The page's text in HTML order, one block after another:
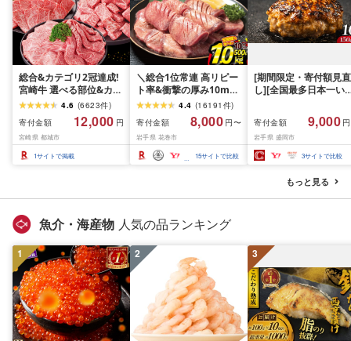
総合&カテゴリ2冠達成!
宮崎牛 選べる部位&カッ
ト (赤身&霜降り)or(赤身
のみ) 500g 1kg 2kg[発
送時期が選べる] 牛肉 焼
肉 すき焼き しゃぶしゃ
ぶ ステーキ ギフト お中
4.6 (6623件)
寄付金額
12,000 円
宮崎県 都城市
1サイトで掲載
＼総合1位常連 高リピー
ト率&衝撃の厚み10mm
厚切り牛タン 塩味/ ≪ス
ピード発送!!10営業日以
内発送≫ 選べる内容量
500g / 1kg 定期便 毎月
届く 牛肉 肉 BBQ ふるさ
と 人気 ランキング 岩手
4.4 (16191 件)
寄付金額
8,000 円〜
岩手県 花巻市
15サイトで比較
[期間限定・寄付額見直
し][全国最多日本一い
1.5kg(150g×10個) い
て牛 × 岩中豚 ハンバー
グ 合挽き 合い挽き 黒
和牛 人気 冷凍 個包装
分け 冷凍 牛肉 豚肉 和
ビーフ ポーク はんば
ぐ 挽肉 お肉 ミンチ 肉
お弁当 hannba-gu ラ
寄付金額 9,000
岩手県 盛岡市
3サイトで比較
もっと見る
魚介・海産物 人気の品ランキング
1 2 3